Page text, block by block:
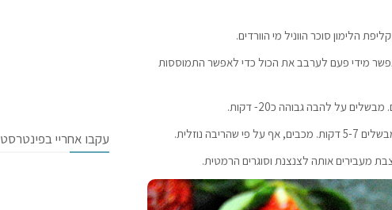
הלימון סוכר הווניל מי הוורדים.
מידי פעם לערבב את הכול כדי לאפשר התמוססות
על להבה גבוהה כ20- דקות.
נוזלית.
מעבירים אותה לצנצנת וסוגרים הרמטית.
עקבו אחריי בפינטרסט